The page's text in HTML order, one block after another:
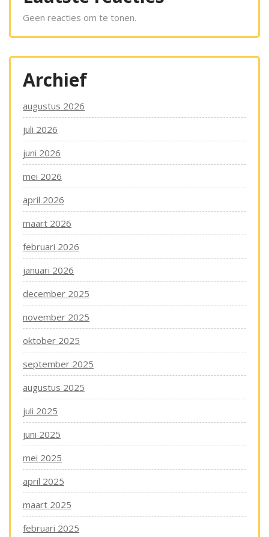
Geen reacties om te tonen.
Archief
augustus 2026
juli 2026
juni 2026
mei 2026
april 2026
maart 2026
februari 2026
januari 2026
december 2025
november 2025
oktober 2025
september 2025
augustus 2025
juli 2025
juni 2025
mei 2025
april 2025
maart 2025
februari 2025